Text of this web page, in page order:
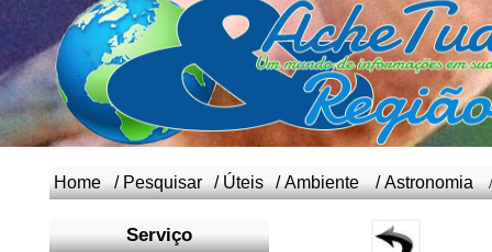
Home / Pesquisar / Úteis /Ambiente /Astronomia
Serviço